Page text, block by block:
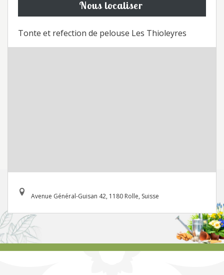
Nous localiser
Tonte et refection de pelouse Les Thioleyres
Avenue Général-Guisan 42, 1180 Rolle, Suisse